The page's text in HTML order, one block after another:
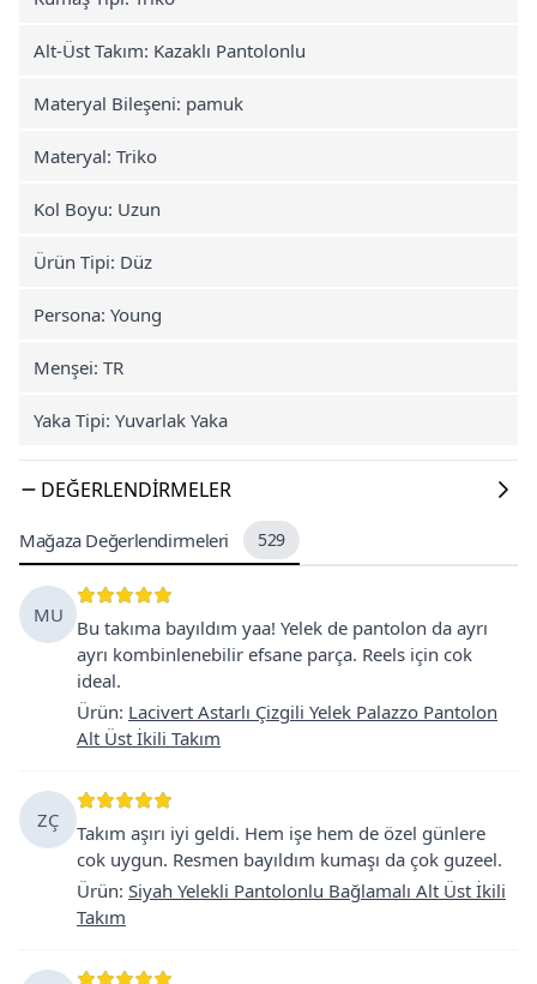
Alt-Üst Takım: Kazaklı Pantolonlu
Materyal Bileşeni: pamuk
Materyal: Triko
Kol Boyu: Uzun
Ürün Tipi: Düz
Persona: Young
Menşei: TR
Yaka Tipi: Yuvarlak Yaka
DEĞERLENDIRMELER
Mağaza Değerlendirmeleri 529
MU
Bu takıma bayıldım yaa! Yelek de pantolon da ayrı
ayrı kombinlenebilir efsane parça. Reels için cok
ideal.
Ürün: Lacivert Astarlı Çizgili Yelek Palazzo Pantolon
Alt Üst İkili Takım
ZÇ
Takım aşırı iyi geldi. Hem işe hem de özel günlere
cok uygun. Resmen bayıldım kumaşı da çok guzeel.
Ürün: Siyah Yelekli Pantolonlu Bağlamalı Alt Üst İkili
Takım